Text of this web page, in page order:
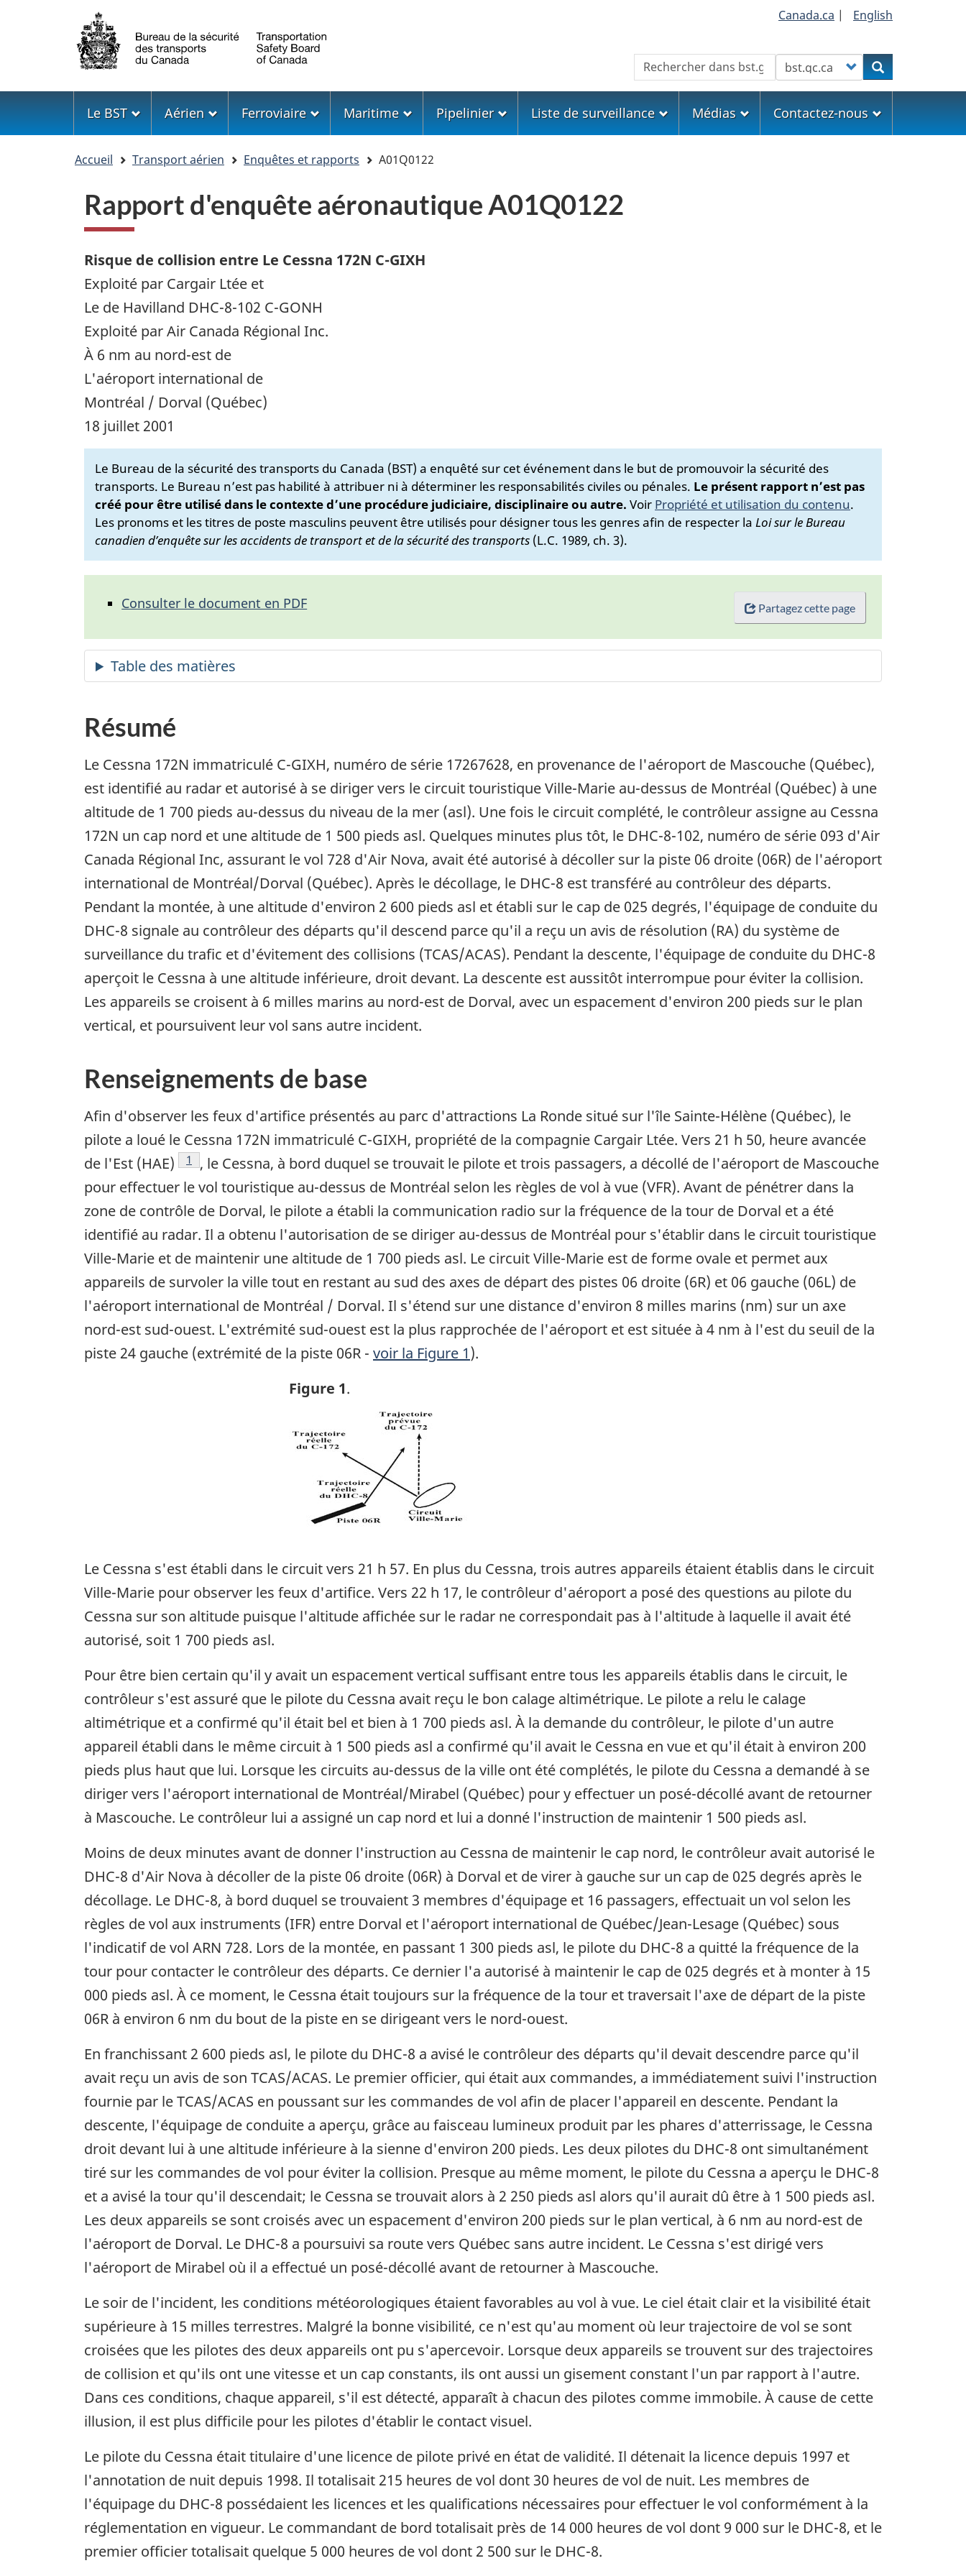
Sélection
de
la
langue
Canada.ca | English
Rechercher Customize your searchRechercher
Menu
Le BST Aérien Ferroviaire Maritime Pipelinier Liste de surveillance Médias Contactez-nous
Accueil Transport aérien Enquêtes et rapports A01Q0122
Rapport d'enquête aéronautique A01Q0122
Risque de collision entre Le Cessna 172N C-GIXH
Exploité par Cargair Ltée et
Le de Havilland DHC-8-102 C-GONH
Exploité par Air Canada Régional Inc.
À 6 nm au nord-est de
L'aéroport international de
Montréal / Dorval (Québec)
18 juillet 2001
Le Bureau de la sécurité des transports du Canada (BST) a enquêté sur cet événement dans le but de promouvoir la sécurité des
transports. Le Bureau n’est pas habilité à attribuer ni à déterminer les responsabilités civiles ou pénales. Le présent rapport n’est pas
créé pour être utilisé dans le contexte d’une procédure judiciaire, disciplinaire ou autre. Voir Propriété et utilisation du contenu.
Les pronoms et les titres de poste masculins peuvent être utilisés pour désigner tous les genres afin de respecter la Loi sur le Bureau
canadien d’enquête sur les accidents de transport et de la sécurité des transports (L.C. 1989, ch. 3).
Partagez cette page
Consulter le document en PDF
Résumé
Le Cessna 172N immatriculé C-GIXH, numéro de série 17267628, en provenance de l'aéroport de Mascouche (Québec),
est identifié au radar et autorisé à se diriger vers le circuit touristique Ville-Marie au-dessus de Montréal (Québec) à une
altitude de 1 700 pieds au-dessus du niveau de la mer (asl). Une fois le circuit complété, le contrôleur assigne au Cessna
172N un cap nord et une altitude de 1 500 pieds asl. Quelques minutes plus tôt, le DHC-8-102, numéro de série 093 d'Air
Canada Régional Inc, assurant le vol 728 d'Air Nova, avait été autorisé à décoller sur la piste 06 droite (06R) de l'aéroport
international de Montréal/Dorval (Québec). Après le décollage, le DHC-8 est transféré au contrôleur des départs.
Pendant la montée, à une altitude d'environ 2 600 pieds asl et établi sur le cap de 025 degrés, l'équipage de conduite du
DHC-8 signale au contrôleur des départs qu'il descend parce qu'il a reçu un avis de résolution (RA) du système de
surveillance du trafic et d'évitement des collisions (TCAS/ACAS). Pendant la descente, l'équipage de conduite du DHC-8
aperçoit le Cessna à une altitude inférieure, droit devant. La descente est aussitôt interrompue pour éviter la collision.
Les appareils se croisent à 6 milles marins au nord-est de Dorval, avec un espacement d'environ 200 pieds sur le plan
vertical, et poursuivent leur vol sans autre incident.
Renseignements de base
Afin d'observer les feux d'artifice présentés au parc d'attractions La Ronde situé sur l'île Sainte-Hélène (Québec), le
pilote a loué le Cessna 172N immatriculé C-GIXH, propriété de la compagnie Cargair Ltée. Vers 21 h 50, heure avancée
de l'Est (HAE)
Note de bas de page
1
, le Cessna, à bord duquel se trouvait le pilote et trois passagers, a décollé de l'aéroport de Mascouche
pour effectuer le vol touristique au-dessus de Montréal selon les règles de vol à vue (VFR). Avant de pénétrer dans la
zone de contrôle de Dorval, le pilote a établi la communication radio sur la fréquence de la tour de Dorval et a été
identifié au radar. Il a obtenu l'autorisation de se diriger au-dessus de Montréal pour s'établir dans le circuit touristique
Ville-Marie et de maintenir une altitude de 1 700 pieds asl. Le circuit Ville-Marie est de forme ovale et permet aux
appareils de survoler la ville tout en restant au sud des axes de départ des pistes 06 droite (6R) et 06 gauche (06L) de
l'aéroport international de Montréal / Dorval. Il s'étend sur une distance d'environ 8 milles marins (nm) sur un axe
nord-est sud-ouest. L'extrémité sud-ouest est la plus rapprochée de l'aéroport et est située à 4 nm à l'est du seuil de la
piste 24 gauche (extrémité de la piste 06R - voir la Figure 1).
Figure 1.
Le Cessna s'est établi dans le circuit vers 21 h 57. En plus du Cessna, trois autres appareils étaient établis dans le circuit
Ville-Marie pour observer les feux d'artifice. Vers 22 h 17, le contrôleur d'aéroport a posé des questions au pilote du
Cessna sur son altitude puisque l'altitude affichée sur le radar ne correspondait pas à l'altitude à laquelle il avait été
autorisé, soit 1 700 pieds asl.
Pour être bien certain qu'il y avait un espacement vertical suffisant entre tous les appareils établis dans le circuit, le
contrôleur s'est assuré que le pilote du Cessna avait reçu le bon calage altimétrique. Le pilote a relu le calage
altimétrique et a confirmé qu'il était bel et bien à 1 700 pieds asl. À la demande du contrôleur, le pilote d'un autre
appareil établi dans le même circuit à 1 500 pieds asl a confirmé qu'il avait le Cessna en vue et qu'il était à environ 200
pieds plus haut que lui. Lorsque les circuits au-dessus de la ville ont été complétés, le pilote du Cessna a demandé à se
diriger vers l'aéroport international de Montréal/Mirabel (Québec) pour y effectuer un posé-décollé avant de retourner
à Mascouche. Le contrôleur lui a assigné un cap nord et lui a donné l'instruction de maintenir 1 500 pieds asl.
Moins de deux minutes avant de donner l'instruction au Cessna de maintenir le cap nord, le contrôleur avait autorisé le
DHC-8 d'Air Nova à décoller de la piste 06 droite (06R) à Dorval et de virer à gauche sur un cap de 025 degrés après le
décollage. Le DHC-8, à bord duquel se trouvaient 3 membres d'équipage et 16 passagers, effectuait un vol selon les
règles de vol aux instruments (IFR) entre Dorval et l'aéroport international de Québec/Jean-Lesage (Québec) sous
l'indicatif de vol ARN 728. Lors de la montée, en passant 1 300 pieds asl, le pilote du DHC-8 a quitté la fréquence de la
tour pour contacter le contrôleur des départs. Ce dernier l'a autorisé à maintenir le cap de 025 degrés et à monter à 15
000 pieds asl. À ce moment, le Cessna était toujours sur la fréquence de la tour et traversait l'axe de départ de la piste
06R à environ 6 nm du bout de la piste en se dirigeant vers le nord-ouest.
En franchissant 2 600 pieds asl, le pilote du DHC-8 a avisé le contrôleur des départs qu'il devait descendre parce qu'il
avait reçu un avis de son TCAS/ACAS. Le premier officier, qui était aux commandes, a immédiatement suivi l'instruction
fournie par le TCAS/ACAS en poussant sur les commandes de vol afin de placer l'appareil en descente. Pendant la
descente, l'équipage de conduite a aperçu, grâce au faisceau lumineux produit par les phares d'atterrissage, le Cessna
droit devant lui à une altitude inférieure à la sienne d'environ 200 pieds. Les deux pilotes du DHC-8 ont simultanément
tiré sur les commandes de vol pour éviter la collision. Presque au même moment, le pilote du Cessna a aperçu le DHC-8
et a avisé la tour qu'il descendait; le Cessna se trouvait alors à 2 250 pieds asl alors qu'il aurait dû être à 1 500 pieds asl.
Les deux appareils se sont croisés avec un espacement d'environ 200 pieds sur le plan vertical, à 6 nm au nord-est de
l'aéroport de Dorval. Le DHC-8 a poursuivi sa route vers Québec sans autre incident. Le Cessna s'est dirigé vers
l'aéroport de Mirabel où il a effectué un posé-décollé avant de retourner à Mascouche.
Le soir de l'incident, les conditions météorologiques étaient favorables au vol à vue. Le ciel était clair et la visibilité était
supérieure à 15 milles terrestres. Malgré la bonne visibilité, ce n'est qu'au moment où leur trajectoire de vol se sont
croisées que les pilotes des deux appareils ont pu s'apercevoir. Lorsque deux appareils se trouvent sur des trajectoires
de collision et qu'ils ont une vitesse et un cap constants, ils ont aussi un gisement constant l'un par rapport à l'autre.
Dans ces conditions, chaque appareil, s'il est détecté, apparaît à chacun des pilotes comme immobile. À cause de cette
illusion, il est plus difficile pour les pilotes d'établir le contact visuel.
Le pilote du Cessna était titulaire d'une licence de pilote privé en état de validité. Il détenait la licence depuis 1997 et
l'annotation de nuit depuis 1998. Il totalisait 215 heures de vol dont 30 heures de vol de nuit. Les membres de
l'équipage du DHC-8 possédaient les licences et les qualifications nécessaires pour effectuer le vol conformément à la
réglementation en vigueur. Le commandant de bord totalisait près de 14 000 heures de vol dont 9 000 sur le DHC-8, et le
premier officier totalisait quelque 5 000 heures de vol dont 2 500 sur le DHC-8.